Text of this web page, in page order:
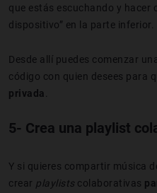
que estás escuchando y hacer
dispositivo” en la parte inferior.
Desde allí puedes comenzar
código con quien desees para
privada
5- Crea una playlist
Y si quieres compartir música
crear playlists colaborativas